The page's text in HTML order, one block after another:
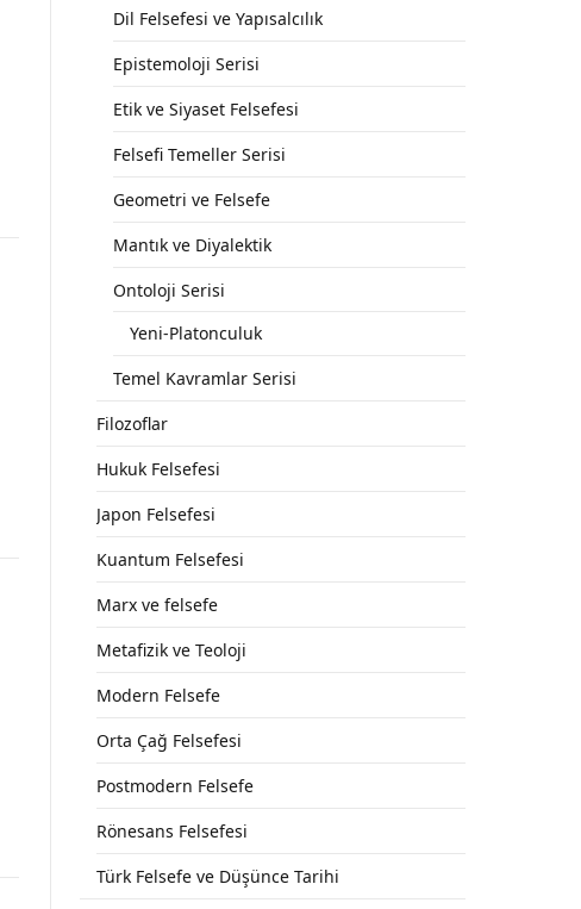
Dil Felsefesi ve Yapısalcılık
Epistemoloji Serisi
Etik ve Siyaset Felsefesi
Felsefi Temeller Serisi
Geometri ve Felsefe
Mantık ve Diyalektik
Ontoloji Serisi
Yeni-Platonculuk
Temel Kavramlar Serisi
Filozoflar
Hukuk Felsefesi
Japon Felsefesi
Kuantum Felsefesi
Marx ve felsefe
Metafizik ve Teoloji
Modern Felsefe
Orta Çağ Felsefesi
Postmodern Felsefe
Rönesans Felsefesi
Türk Felsefe ve Düşünce Tarihi